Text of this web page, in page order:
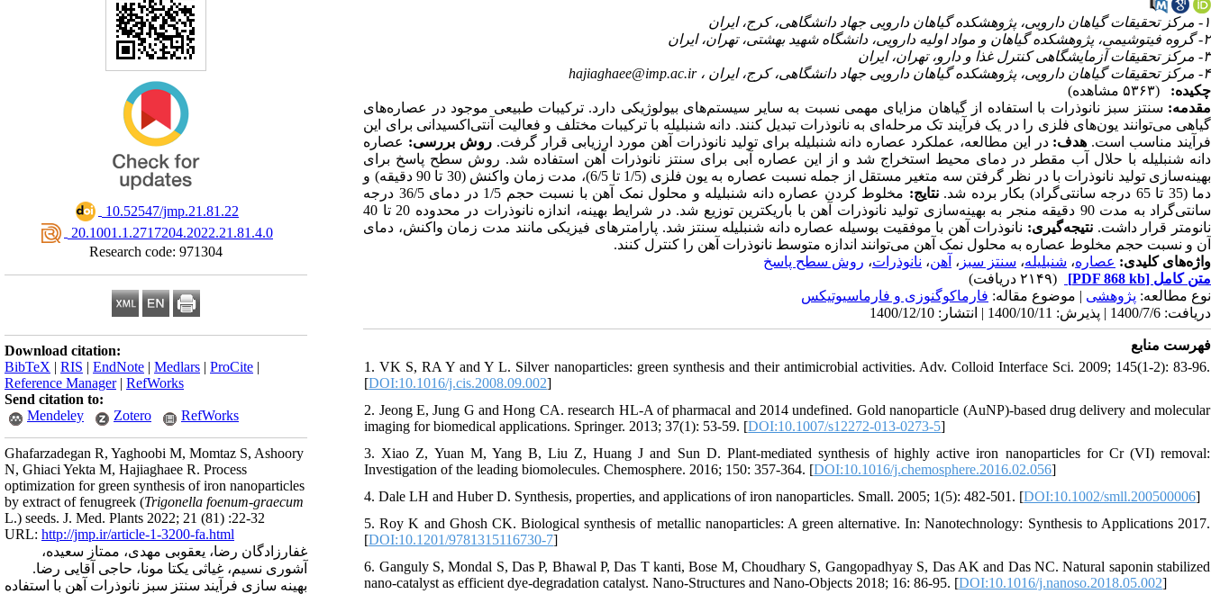
‎ 10.52547/jmp.21.81.22
‎ 20.1001.1.2717204.2022.21.81.4.0
Research code: 971304
Download citation:
BibTeX | RIS | EndNote | Medlars | ProCite |
Reference Manager| RefWorks
Send citation to:
Mendeley
Zotero RefWorks
Ghafarzadegan R, Yaghoobi M, Momtaz S, Ashoory
N, Ghiaci Yekta M, Hajiaghaee R. Process
optimization for green synthesis of iron nanoparticles
by extract of fenugreek (Trigonella foenum-graecum
L.) seeds. J. Med. Plants 2022; 21 (81) :22-32
URL: http://jmp.ir/article-1-3200-fa.html
غفارزادگان رضا، یعقوبی مهدی، ممتاز سعیده،
آشوری نسیم، غیاثی یکتا مونا، حاجی آقایی رضا.
بهینه سازی فرآیند سنتز سبز نانوذرات آهن با استفاده
۱- مرکز تحقیقات گیاهان دارویی، پژوهشکده گیاهان دارویی جهاد دانشگاهی، کرج، ایران
۲- گروه فیتوشیمی، پژوهشکده گیاهان و مواد اولیه دارویی، دانشگاه شهید بهشتی، تهران، ایران
۳- مرکز تحقیقات آزمایشگاهی کنترل غذا و دارو، تهران، ایران
۴- مرکز تحقیقات گیاهان دارویی، پژوهشکده گیاهان دارویی جهاد دانشگاهی، کرج، ایران ،
hajiaghaee@imp.ac.ir
چکیده:
(۵۳۶۳ مشاهده)
مقدمه: سنتز سبز نانوذرات با استفاده از گیاهان مزایای مهمی نسبت به سایر سیستم‌های بیولوژیکی دارد. ترکیبات طبیعی موجود در عصاره‌های
گیاهی می‌توانند یون‌های فلزی را در یک فرآیند تک مرحله‌ای به نانوذرات تبدیل کنند. دانه شنبلیله با ترکیبات مختلف و فعالیت آنتی‌اکسیدانی برای این
فرآیند مناسب است. هدف:در این مطالعه، عملکرد عصاره دانه شنبلیله برای تولید نانوذرات آهن مورد ارزیابی قرار گرفت.روش بررسی: عصاره
دانه شنبلیله با حلال آب مقطر در دمای محیط استخراج شد و از این عصاره آبی برای سنتز نانوذرات آهن استفاده شد. روش سطح پاسخ برای
بهینه‌سازی تولید نانوذرات با در نظر گرفتن سه متغیر مستقل از جمله نسبت عصاره به یون فلزی (1/5 تا 6/5)، مدت زمان واکنش (30 تا 90 دقیقه) و
دما (35 تا 65 درجه سانتی‌گراد) بکار برده شد.
نتایج:
مخلوط کردن عصاره دانه شنبلیله و محلول نمک آهن با نسبت حجم 1/5 در دمای 36/5 درجه
سانتی‌گراد به مدت 90 دقیقه منجر به بهینه‌سازی تولید نانوذرات آهن با باریکترین توزیع شد. در شرایط بهینه، اندازه نانوذرات در محدوده 20 تا 40
نانومتر قرار داشت. نتیجه‌گیری: نانوذرات آهن با موفقیت بوسیله عصاره دانه شنبلیله سنتز شد. پارامترهای فیزیکی مانند مدت زمان واکنش، دمای
آن و نسبت حجم مخلوط عصاره به محلول نمک آهن می‌توانند اندازه متوسط نانوذرات آهن را کنترل کنند.
واژه‌های کلیدی: عصاره، شنبلیله، سنتز سبز ، آهن، نانوذرات، روش سطح پاسخ
متن کامل [PDF 868 kb]
(۲۱۴۹ دریافت)
نوع مطالعه: پژوهشی | موضوع مقاله: فارماكوگنوزی و فارماسيوتيكس
دریافت: 1400/7/6 | پذیرش: 1400/10/11 | انتشار: 1400/12/10
فهرست منابع
1. VK S, RA Y and Y L. Silver nanoparticles: green synthesis and their antimicrobial activities. Adv. Colloid Interface Sci. 2009; 145(1-2): 83-96.
[DOI:10.1016/j.cis.2008.09.002]
2. Jeong E, Jung G and Hong CA. research HL-A of pharmacal and 2014 undefined. Gold nanoparticle (AuNP)-based drug delivery and molecular
imaging for biomedical applications. Springer. 2013; 37(1): 53-59. [DOI:10.1007/s12272-013-0273-5]
3. Xiao Z, Yuan M, Yang B, Liu Z, Huang J and Sun D. Plant-mediated synthesis of highly active iron nanoparticles for Cr (VI) removal:
Investigation of the leading biomolecules. Chemosphere. 2016; 150: 357-364. [DOI:10.1016/j.chemosphere.2016.02.056]
4. Dale LH and Huber D. Synthesis, properties, and applications of iron nanoparticles. Small. 2005; 1(5): 482-501. [DOI:10.1002/smll.200500006]
5. Roy K and Ghosh CK. Biological synthesis of metallic nanoparticles: A green alternative. In: Nanotechnology: Synthesis to Applications 2017.
[DOI:10.1201/9781315116730-7]
6. Ganguly S, Mondal S, Das P, Bhawal P, Das T kanti, Bose M, Choudhary S, Gangopadhyay S, Das AK and Das NC. Natural saponin stabilized
nano-catalyst as efficient dye-degradation catalyst. Nano-Structures and Nano-Objects 2018; 16: 86-95. [DOI:10.1016/j.nanoso.2018.05.002]